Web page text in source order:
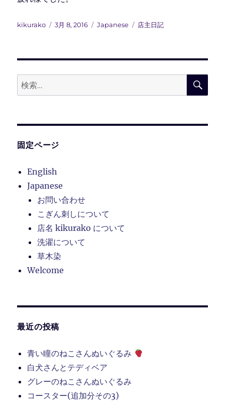
投
kikurako
投
3月 8, 2016
カ
Japanese
タ
店主日記
検
索:
検
固定ページ
English
Japanese
お問い合わせ
こぎん刺しについて
店名 kikurako について
洗濯について
草木染
Welcome
最近の投稿
青い瞳のねこさんぬいぐるみ
白犬さんとテディベア
グレーのねこさんぬいぐるみ
コースター(追加分その3)